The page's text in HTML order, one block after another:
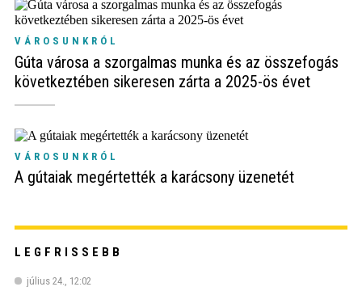
VÁROSUNKRÓL
Gúta városa a szorgalmas munka és az összefogás
következtében sikeresen zárta a 2025-ös évet
VÁROSUNKRÓL
A gútaiak megértették a karácsony üzenetét
LEGFRISSEBB
július 24., 12:02